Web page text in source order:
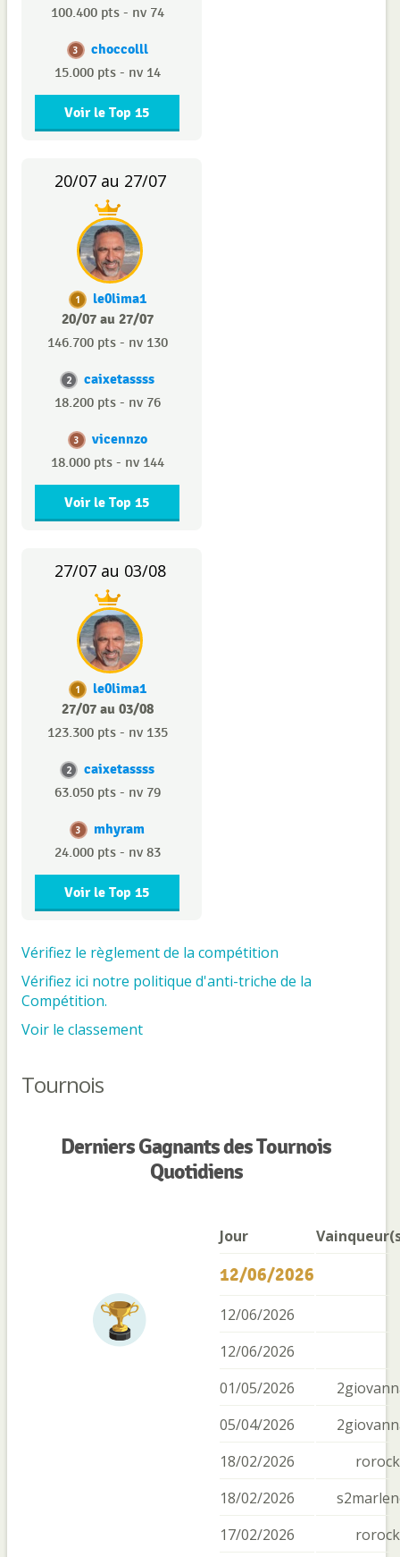
100.400 pts - nv 74
3 choccolll
15.000 pts - nv 14
Voir le Top 15
20/07 au 27/07
1
le0lima1
20/07 au 27/07
146.700 pts - nv 130
2 caixetassss
18.200 pts - nv 76
3 vicennzo
18.000 pts - nv 144
Voir le Top 15
27/07 au 03/08
1
le0lima1
27/07 au 03/08
123.300 pts - nv 135
2 caixetassss
63.050 pts - nv 79
3 mhyram
24.000 pts - nv 83
Voir le Top 15
Vérifiez le règlement de la compétition
Vérifiez ici notre politique d'anti-triche de la
Compétition.
Voir le classement
Tournois
Derniers Gagnants des Tournois
Quotidiens
Jour
12/06/2026
12/06/2026
12/06/2026
01/05/2026
05/04/2026
18/02/2026
18/02/2026
17/02/2026